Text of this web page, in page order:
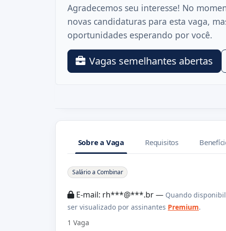
Agradecemos seu interesse! No
novas candidaturas para esta vaga,
oportunidades esperando por você.
Vagas semelhantes abertas
Sobre a Vaga Requisitos
Sobre a Vaga
Salário a Combinar
E-mail: rh***@***.br — Quando
ser visualizado por assinantes Premium.
1 Vaga